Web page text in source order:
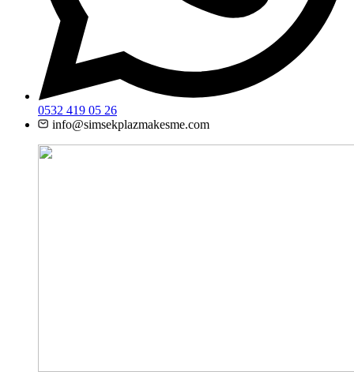
0532 419 05 26
info@simsekplazmakesme.com